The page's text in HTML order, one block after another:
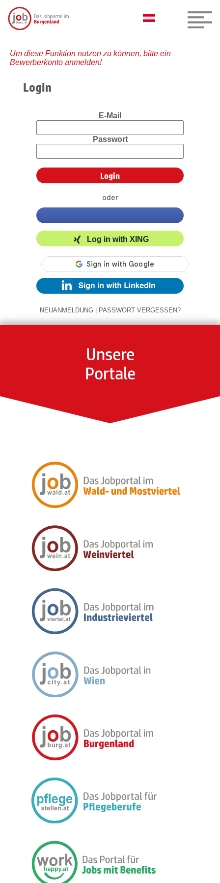
Um diese Funktion nutzen zu können, bitte ein
Bewerberkonto anmelden!
Login
E-Mail
Passwort
oder
Log in with XING
NEUANMELDUNG | PASSWORT VERGESSEN?
Unsere
Portale